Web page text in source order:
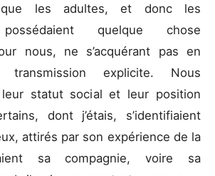
que les adultes, et donc les
quelque chose
nous, ne s’acquérant pas en
transmission explicite. Nous
leur statut social et leur position
dont j’étais, s’identifiaient
attirés par son expérience de la
sa compagnie, voire sa